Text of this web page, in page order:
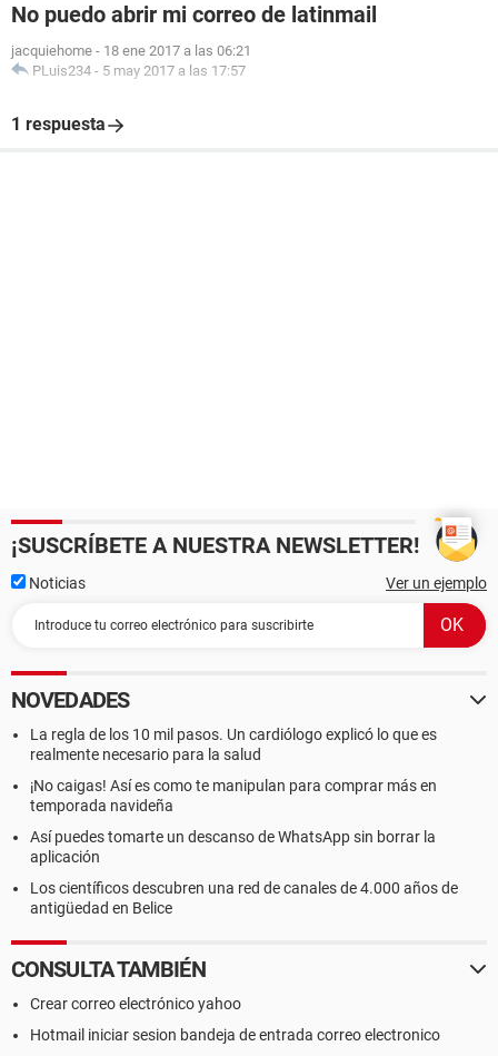
No puedo abrir mi correo de latinmail
jacquiehome - 18 ene 2017 a las 06:21
PLuis234 - 5 may 2017 a las 17:57
1 respuesta
¡SUSCRÍBETE A NUESTRA NEWSLETTER!
Noticias Ver un ejemplo
NOVEDADES
La regla de los 10 mil pasos. Un cardiólogo explicó lo que es
realmente necesario para la salud
¡No caigas! Así es como te manipulan para comprar más en
temporada navideña
Así puedes tomarte un descanso de WhatsApp sin borrar la
aplicación
Los científicos descubren una red de canales de 4.000 años de
antigüedad en Belice
CONSULTA TAMBIÉN
Crear correo electrónico yahoo
Hotmail iniciar sesion bandeja de entrada correo electronico